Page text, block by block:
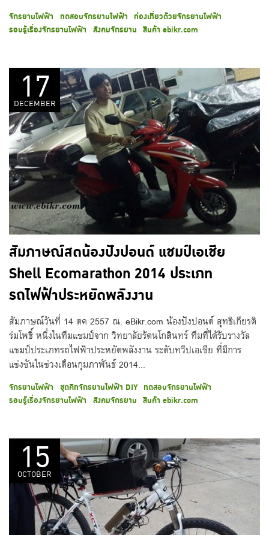
จักรยานไฟฟ้า ทดสอบจักรยานไฟฟ้า ท่องเที่ยวด้วยจักรยานไฟฟ้า
รอบรู้เรื่องจักรยานไฟฟ้า สังคมจักรยาน สินค้า ebikr.com
17
DECEMBER
สัมภาษณ์สดน้องปังปอนด์ แชมป์เอเชีย
Shell Ecomarathon 2014 ประเภท
รถไฟฟ้าประหยัดพลังงาน
สัมภาษณ์วันที่ 14 ตค 2557 ณ. eBikr.com น้องปังปอนด์ สุทธิเกียรติ
ร่มโพธิ์ หนึ่งในทีมแชมป์จาก วิทยาลัยรัตนโกสินทร์ ทีมที่ได้รับรางวัล
แชมป์ประเภทรถไฟฟ้าประหยัดพลังงาน ระดับทวีปเอเชีย ที่มีการ
แข่งขันในช่วงเดือนกุมภาพันธ์ 2014...
จักรยานไฟฟ้า ชุดคิทจักรยานไฟฟ้า DIY ทดสอบจักรยานไฟฟ้า
รอบรู้เรื่องจักรยานไฟฟ้า สังคมจักรยาน สินค้า ebikr.com
15
OCTOBER